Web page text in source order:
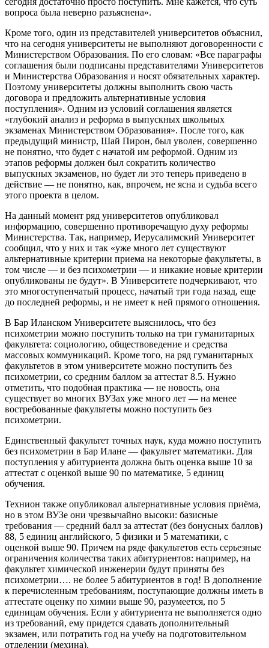
вопроса была неверно разъяснена».
Кроме того, один из представителей университетов объяснил,
что на сегодня университеты не выполняют договоренности с
Министерством Образования. По его словам: «Все параграфы
соглашения были подписаны представителями Университетов
и Министерства Образования и носят обязательных характер.
Поэтому университеты должны выполнить свою часть
договора и предложить альтернативные условия
поступления». Одним из условий соглашения является
«глубокий анализ и реформа в выпускных школьных
экзаменах Министерством Образования». После того, как
предыдущий министр, Шай Пирон, был уволен, совершенно
не понятно, что будет с начатой им реформой. Одним из
этапов реформы должен был сократить количество
выпускных экзаменов, но будет ли это теперь приведено в
действие — не понятно, как, впрочем, не ясна и судьба всего
этого проекта в целом.
На данный момент ряд университетов опубликовал
информацию, совершенно противоречащую духу реформы
Министерства. Так, например, Иерусалимский Университет
сообщил, что у них и так «уже много лет существуют
альтернативные критерии приема на некоторые факультеты, в
том числе — и без психометрии — и никакие новые критерии
опубликованы не будут». В Университете подчеркивают, что
это многоступенчатый процесс, начатый три года назад, еще
до последней реформы, и не имеет к ней прямого отношения.
В Бар Иланском Университете выяснилось, что без
психометрии можно поступить только на три гуманитарных
факультета: социологию, обществоведение и средства
массовых коммуникаций. Кроме того, на ряд гуманитарных
факультетов в этом университете можно поступить без
психометрии, со средним баллом за аттестат 8.5. Нужно
отметить, что подобная практика — не новость, она
существует во многих ВУЗах уже много лет — на менее
востребованные факультеты можно поступить без
психометрии.
Единственный факультет точных наук, куда можно поступить
без психометрии в Бар Илане — факультет математики. Для
поступления у абитуриента должна быть оценка выше 10 за
аттестат с оценкой выше 90 по математике, 5 единиц
обучения.
Технион также опубликовал альтернативные условия приёма,
но в этом ВУЗе они чрезвычайно высоки: базисные
требования — средний балл за аттестат (без бонусных баллов)
88, 5 единиц английского, 5 физики и 5 математики, с
оценкой выше 90. Причем на ряде факультетов есть серьезные
ограничения количества таких абитуриентов: например, на
факультет химической инженерии будут приняты без
психометрии…. не более 5 абитуриентов в год! В дополнение
к перечисленным требованиям, поступающие должны иметь в
аттестате оценку по химии выше 90, разумеется, по 5
единицам обучения. Если у абитуриента не выполняется одно
из требований, ему придется сдавать дополнительный
экзамен, или потратить год на учебу на подготовительном
отделении (мехина).